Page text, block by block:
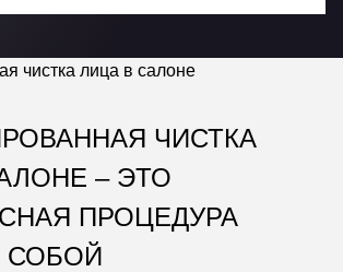
ЧИСТКА
– ЭТО
ПРОЦЕДУРА
СОБОЙ